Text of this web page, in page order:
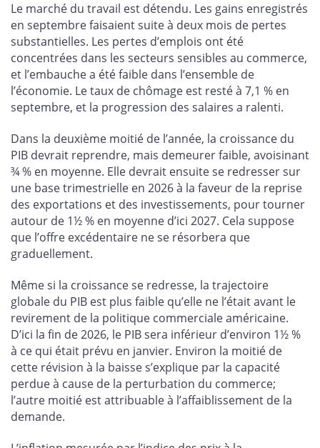
Le marché du travail est détendu. Les gains enregistrés
en septembre faisaient suite à deux mois de pertes
substantielles. Les pertes d’emplois ont été
concentrées dans les secteurs sensibles au commerce,
et l’embauche a été faible dans l’ensemble de
l’économie. Le taux de chômage est resté à 7,1 % en
septembre, et la progression des salaires a ralenti.
Dans la deuxième moitié de l’année, la croissance du
PIB devrait reprendre, mais demeurer faible, avoisinant
¾ % en moyenne. Elle devrait ensuite se redresser sur
une base trimestrielle en 2026 à la faveur de la reprise
des exportations et des investissements, pour tourner
autour de 1½ % en moyenne d’ici 2027. Cela suppose
que l’offre excédentaire ne se résorbera que
graduellement.
Même si la croissance se redresse, la trajectoire
globale du PIB est plus faible qu’elle ne l’était avant le
revirement de la politique commerciale américaine.
D’ici la fin de 2026, le PIB sera inférieur d’environ 1½ %
à ce qui était prévu en janvier. Environ la moitié de
cette révision à la baisse s’explique par la capacité
perdue à cause de la perturbation du commerce;
l’autre moitié est attribuable à l’affaiblissement de la
demande.